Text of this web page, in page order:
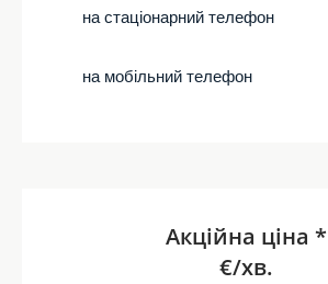
на стаціонарний телефон
на мобільний телефон
Акційна ціна *
€/хв.